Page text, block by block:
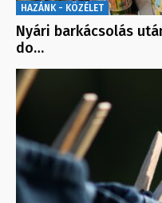
HAZÁNK - KÖZÉLET
Nyári barkácsolás
do…